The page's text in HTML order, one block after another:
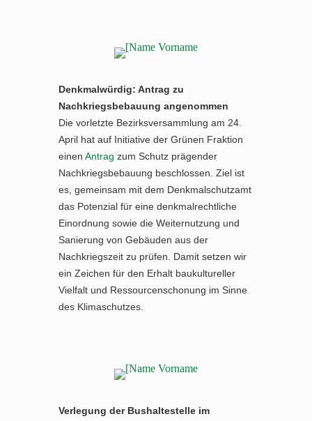
Denkmalwürdig: Antrag zu
Nachkriegsbebauung angenommen
Die vorletzte Bezirksversammlung am 24.
April hat auf Initiative der Grünen Fraktion
einen Antrag zum Schutz prägender
Nachkriegsbebauung beschlossen. Ziel ist
es, gemeinsam mit dem Denkmalschutzamt
das Potenzial für eine denkmalrechtliche
Einordnung sowie die Weiternutzung und
Sanierung von Gebäuden aus der
Nachkriegszeit zu prüfen. Damit setzen wir
ein Zeichen für den Erhalt baukultureller
Vielfalt und Ressourcenschonung im Sinne
des Klimaschutzes.
Verlegung der Bushaltestelle im